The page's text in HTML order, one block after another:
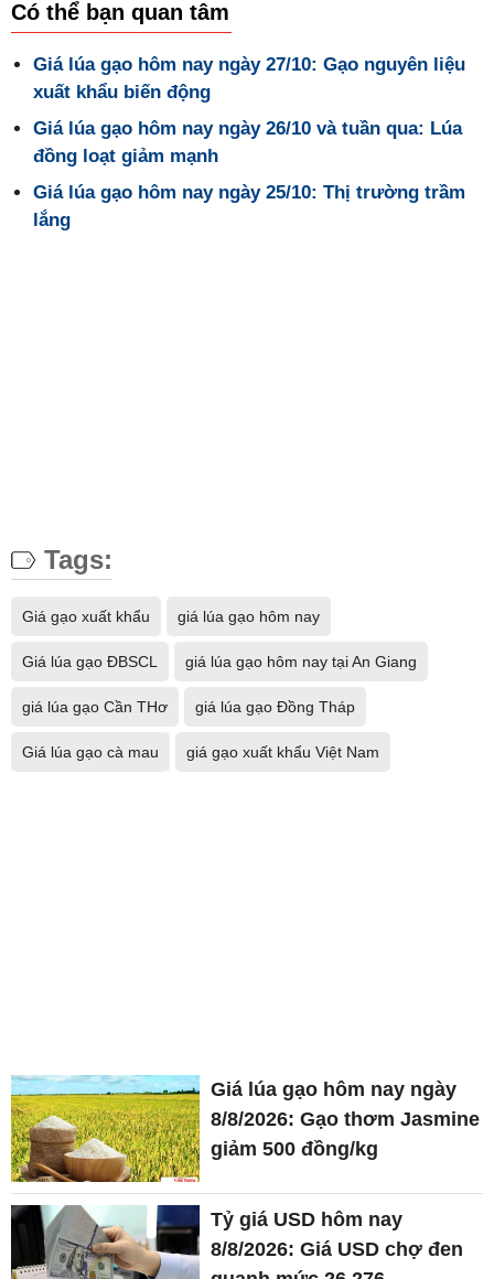
Có thể bạn quan tâm
Giá lúa gạo hôm nay ngày 27/10: Gạo nguyên liệu
xuất khẩu biến động
Giá lúa gạo hôm nay ngày 26/10 và tuần qua: Lúa
đồng loạt giảm mạnh
Giá lúa gạo hôm nay ngày 25/10: Thị trường trầm
lắng
Tags:
Giá gạo xuất khẩu giá lúa gạo hôm nay
Giá lúa gạo ĐBSCL giá lúa gạo hôm nay tại An Giang
​​​​​​​giá lúa gạo Cần THơ ​​​​​​​giá lúa gạo Đồng Tháp​​​​​​​
Giá lúa gạo cà mau ​​​​​​​​​​​​​​​​​​​​​​​​​​​​​​​​​​​​​​​​​​giá gạo xuất khẩu Việt Nam​​​​​​​​​​​​​​​​​​​​​​​​​​​​​​​​​​​​​​​​​​
Giá lúa gạo hôm nay ngày
8/8/2026: Gạo thơm Jasmine
giảm 500 đồng/kg
Tỷ giá USD hôm nay
8/8/2026: Giá USD chợ đen